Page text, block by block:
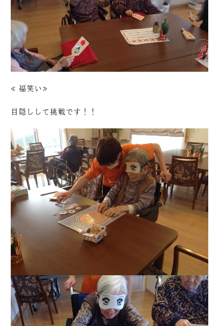
≪福笑い≫
目隠しして挑戦です！！